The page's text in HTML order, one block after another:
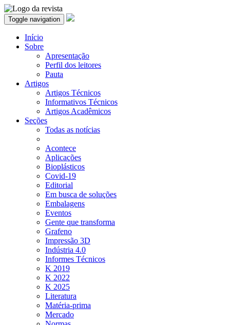
Toggle navigation
Início
Sobre
Apresentação
Perfil dos leitores
Pauta
Artigos
Artigos Técnicos
Informativos Técnicos
Artigos Acadêmicos
Seções
Todas as notícias
Acontece
Aplicações
Bioplásticos
Covid-19
Editorial
Em busca de soluções
Embalagens
Eventos
Gente que transforma
Grafeno
Impressão 3D
Indústria 4.0
Informes Técnicos
K 2019
K 2022
K 2025
Literatura
Matéria-prima
Mercado